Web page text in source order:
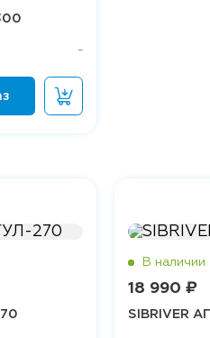
18 990 ₽
SIBRIVER